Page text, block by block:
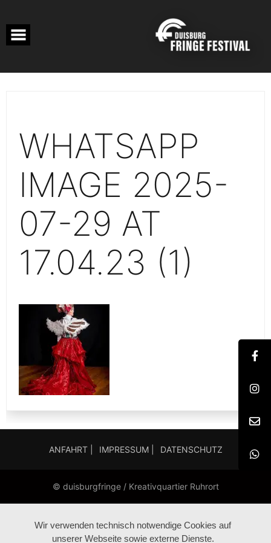
content
WHATSAPP
IMAGE 2025-
07-29 AT
17.04.23 (1)
ANFAHRT | IMPRESSUM | DATENSCHUTZ
© duisburgfringe / Kreativquartier Ruhrort
Wir verwenden technisch notwendige Cookies auf
unserer Webseite sowie externe Dienste.